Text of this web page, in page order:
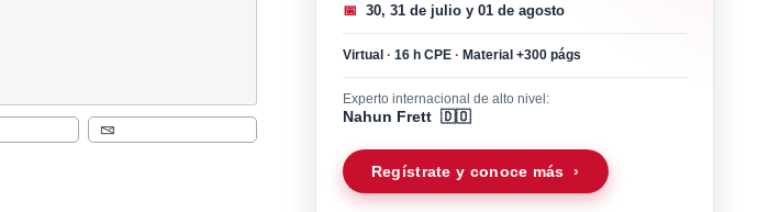
📅 30, 31 de julio y 01 de agosto
Virtual · 16 h CPE · Material +300 págs
Experto internacional de alto nivel:
Nahun Frett 🇩🇴
Regístrate y conoce más ›